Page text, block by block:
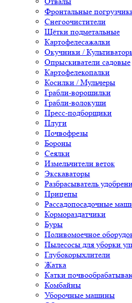
Фронтальные
Снегоочистители
Щётки подметальные
Картофелесажалки
Окучники /
Опрыскиватели садовые
Картофелекопалки
Косилки / Мульчеры
Грабли-ворошилки
Грабли-волокуши
Пресс-подборщики
Плуги
Почвофрезы
Бороны
Сеялки
Измельчители веток
Экскаваторы
Разбрасыватель
Прицепы
Рассадопосадочные
Кормораздатчики
Буры
Поливомоечное
Пылесосы для уборки
Глубокорыхлители
Жатка
Катки
Комбайны
Уборочные машины